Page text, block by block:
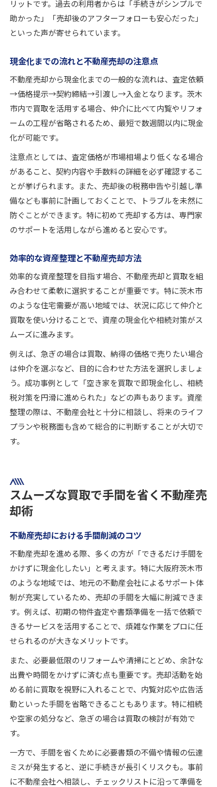
リットです。過去の利用者からは「手続きがシンプルで
助かった」「売却後のアフターフォローも安心だった」
といった声が寄せられています。
現金化までの流れと不動産売却の注意点
不動産売却から現金化までの一般的な流れは、査定依頼
→価格提示→契約締結→引渡し→入金となります。茨木
市内で買取を活用する場合、仲介に比べて内覧やリフォ
ームの工程が省略されるため、最短で数週間以内に現金
化が可能です。
注意点としては、査定価格が市場相場より低くなる場合
があること、契約内容や手数料の詳細を必ず確認するこ
とが挙げられます。また、売却後の税務申告や引越し準
備なども事前に計画しておくことで、トラブルを未然に
防ぐことができます。特に初めて売却する方は、専門家
のサポートを活用しながら進めると安心です。
効率的な資産整理と不動産売却方法
効率的な資産整理を目指す場合、不動産売却と買取を組
み合わせて柔軟に選択することが重要です。特に茨木市
のような住宅需要が高い地域では、状況に応じて仲介と
買取を使い分けることで、資産の現金化や相続対策がス
ムーズに進みます。
例えば、急ぎの場合は買取、納得の価格で売りたい場合
は仲介を選ぶなど、目的に合わせた方法を選択しましょ
う。成功事例として「空き家を買取で即現金化し、相続
税対策を円滑に進められた」などの声もあります。資産
整理の際は、不動産会社と十分に相談し、将来のライフ
プランや税務面も含めて総合的に判断することが大切で
す。
スムーズな買取で手間を省く不動産売
却術
不動産売却における手間削減のコツ
不動産売却を進める際、多くの方が「できるだけ手間を
かけずに現金化したい」と考えます。特に大阪府茨木市
のような地域では、地元の不動産会社によるサポート体
制が充実しているため、売却の手間を大幅に削減できま
す。例えば、初期の物件査定や書類準備を一括で依頼で
きるサービスを活用することで、煩雑な作業をプロに任
せられるのが大きなメリットです。
また、必要最低限のリフォームや清掃にとどめ、余計な
出費や時間をかけずに済む点も重要です。売却活動を始
める前に買取を視野に入れることで、内覧対応や広告活
動といった手間を省略できることもあります。特に相続
や空家の処分など、急ぎの場合は買取の検討が有効で
す。
一方で、手間を省くために必要書類の不備や情報の伝達
ミスが発生すると、逆に手続きが長引くリスクも。事前
に不動産会社へ相談し、チェックリストに沿って準備を